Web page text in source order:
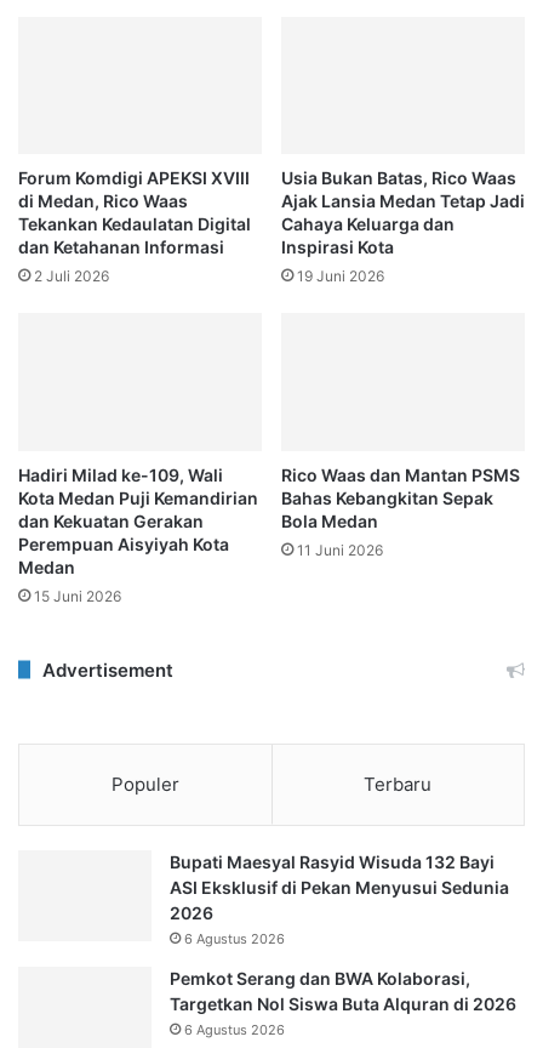
Forum Komdigi APEKSI XVIII
di Medan, Rico Waas
Tekankan Kedaulatan Digital
dan Ketahanan Informasi
2 Juli 2026
Usia Bukan Batas, Rico Waas
Ajak Lansia Medan Tetap Jadi
Cahaya Keluarga dan
Inspirasi Kota
19 Juni 2026
Hadiri Milad ke-109, Wali
Kota Medan Puji Kemandirian
dan Kekuatan Gerakan
Perempuan Aisyiyah Kota
Medan
15 Juni 2026
Rico Waas dan Mantan PSMS
Bahas Kebangkitan Sepak
Bola Medan
11 Juni 2026
Advertisement
Populer Terbaru
Bupati Maesyal Rasyid Wisuda 132 Bayi
ASI Eksklusif di Pekan Menyusui Sedunia
2026
6 Agustus 2026
Pemkot Serang dan BWA Kolaborasi,
Targetkan Nol Siswa Buta Alquran di 2026
6 Agustus 2026